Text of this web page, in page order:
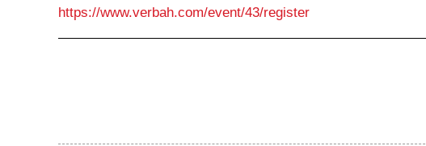
https://www.verbah.com/event/43/register